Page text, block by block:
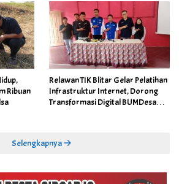
Ribuan
Relawan TIK Blitar Gelar Pelatihan
Infrastruktur Internet, Dorong
Transformasi Digital BUMDesa
Selengkapnya